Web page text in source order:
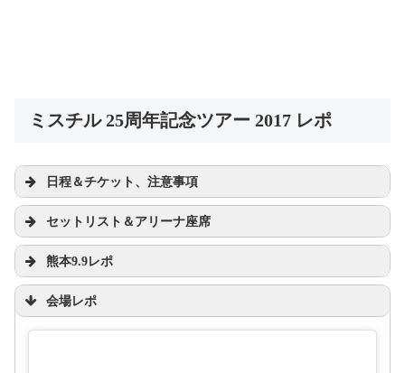
ミスチル 25周年記念ツアー 2017 レポ
日程＆チケット、注意事項
｜KCC会員さまメール登録｜キョードー西
日本 オフィシャルサイト
西日本を中心にコンサート・演劇等イベントの企
画・運営に携わる、キョードー西日本のオフィシャ
www.kyodo-west.co.jp
セットリスト＆アリーナ座席
#Mr #ミスチル #
熊本9.9レポ
会場レポ